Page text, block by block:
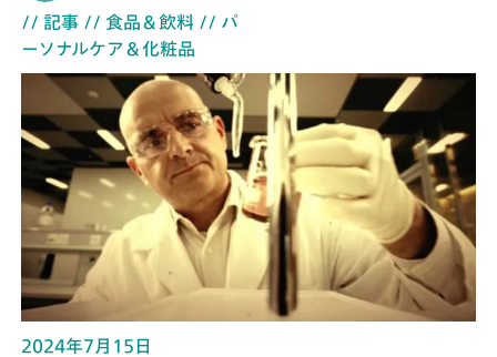
// 記事 // 食品＆飲料 // パ
ーソナルケア＆化粧品
2024年7月15日